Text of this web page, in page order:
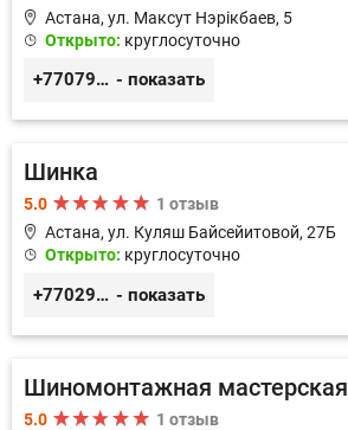
Астана, ​ул. Максут Нэрікбаев, 5
Открыто: круглосуточно
+77079705917 - показать
Шинка
5.0
1 отзыв
Астана, ул. ​Куляш Байсейитовой, 27Б
Открыто: круглосуточно
+77029166636 - показать
Шиномонтажная мастерская
5.0
1 отзыв